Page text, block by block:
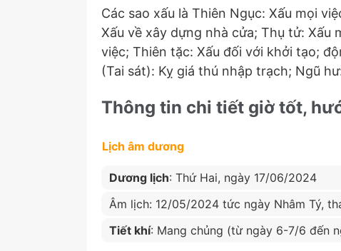
Các sao xấu là Thiên Ngục: Xấu mọi
Xấu về xây dựng nhà cửa; Thụ tử: Xấu
việc; Thiên tặc: Xấu đối với khởi tạo;
(Tai sát): Kỵ giá thú nhập trạch; Ngũ
Thông tin chi tiết giờ tốt,
Lịch âm dương
Dương lịch: Thứ Hai, ngày 17/06/2024
Âm lịch: 12/05/2024 tức ngày Nhâm Tý,
Tiết khí: Mang chủng (từ ngày 6-7/6 đến